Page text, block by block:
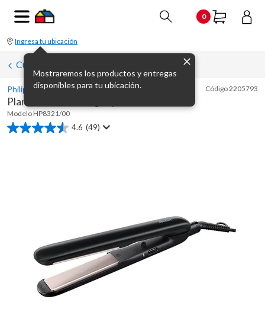
0
Ingresa tu ubicación
Mostraremos los productos y entregas
disponibles para tu ubicación.
Cuidado Personal
Philips Código2205793
Planchita Classic negra y rosa
Modelo HP8321/00
4.6 (49)
4.6